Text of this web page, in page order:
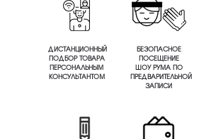
ДИСТАНЦИОННЫЙ
ПОДБОР ТОВАРА
ПЕРСОНАЛЬНЫМ
КОНСУЛЬТАНТОМ
БЕЗОПАСНОЕ
ПОСЕЩЕНИЕ
ШОУ РУМА ПО
ПРЕДВАРИТЕЛЬНОЙ
ЗАПИСИ